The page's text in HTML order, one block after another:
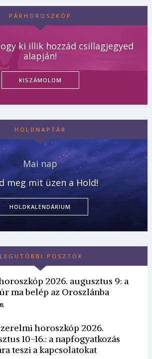
PÁRHOROSZKÓP
ki illik hozzád csillagjegyed
alapján!
KISZÁMOLOM
HOLDNAPTÁR
Mai nap
meg mit üzen a Hold!
HOLDKALENDÁRIUM
LEGUTÓBBI POSZTOK
2026. augusztus 9: a
ma belép az Oroszlánba
horoszkóp 2026.
10-16.: a napfogyatkozás
teszi a kapcsolatokat